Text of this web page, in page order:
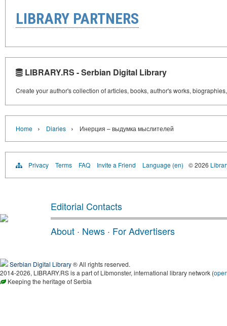
LIBRARY PARTNERS
LIBRARY.RS - Serbian Digital Library
Create your author's collection of articles, books, author's works,
Home › Diaries › Инерция – выдумка мыслителей
Privacy Terms FAQ Invite a Friend Language (en) © 2026
Editorial Contacts
About · News · For Advertisers
Serbian Digital Library® All rights reserved.
2014-2026, LIBRARY.RS is a part of Libmonster, international library network (
Keeping the heritage of Serbia